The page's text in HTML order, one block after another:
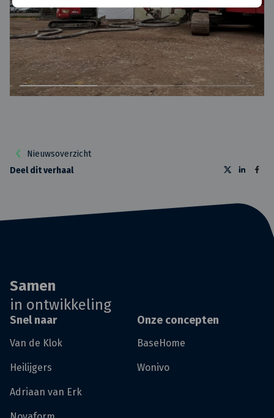
Nieuwsoverzicht
Deel dit verhaal
Samen
in ontwikkeling
Snel naar
Van de Klok
Heilijgers
Adriaan van Erk
Onze concepten
BaseHome
Wonivo